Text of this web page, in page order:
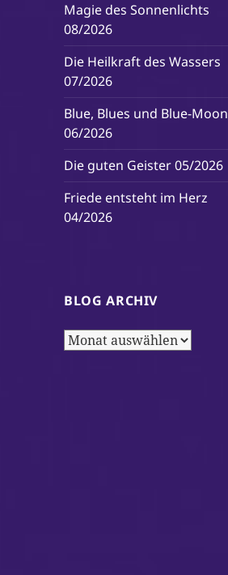
Magie des Sonnenlichts
08/2026
Die Heilkraft des Wassers
07/2026
Blue, Blues und Blue-Moon
06/2026
Die guten Geister 05/2026
Friede entsteht im Herz
04/2026
BLOG ARCHIV
Blog